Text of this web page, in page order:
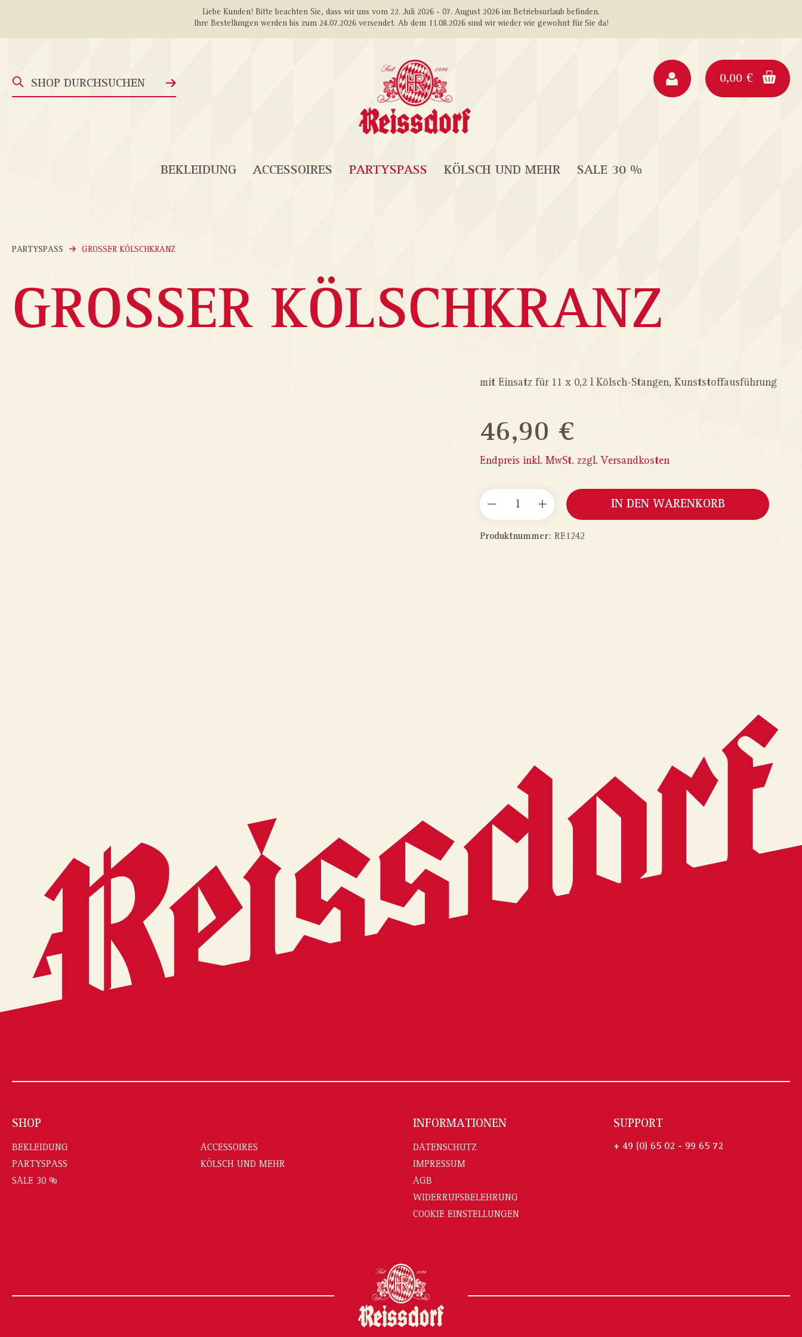
Liebe Kunden! Bitte beachten Sie, dass wir uns vom 22. Juli 2026 - 07. August 2026 im Betriebsurlaub befinden.
Ihre Bestellungen werden bis zum 24.07.2026 versendet. Ab dem 11.08.2026 sind wir wieder wie gewohnt für Sie da!
0,00 €
BEKLEIDUNG ACCESSOIRES PARTYSPASS KÖLSCH UND MEHR SALE 30 %
PARTYSPASS GROSSER KÖLSCHKRANZ
GROSSER KÖLSCHKRANZ
mit Einsatz für 11 x 0,2 l Kölsch-Stangen, Kunststoffausführung
46,90 €
Endpreis inkl. MwSt. zzgl. Versandkosten
PRODUKT ANZAHL: GIB DEN GEWÜNSCHTEN WERT EIN
IN DEN WARENKORB
Produktnummer: RE1242
SHOP
BEKLEIDUNG
ACCESSOIRES
PARTYSPASS
KÖLSCH UND MEHR
SALE 30 %
INFORMATIONEN
DATENSCHUTZ
IMPRESSUM
AGB
WIDERRUFSBELEHRUNG
COOKIE EINSTELLUNGEN
SUPPORT
+ 49 (0) 65 02 - 99 65 72